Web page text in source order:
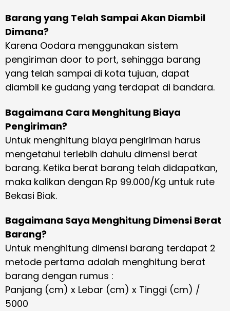
Barang yang Telah Sampai Akan Diambil
Dimana?
Karena Oodara menggunakan sistem
pengiriman door to port, sehingga barang
yang telah sampai di kota tujuan, dapat
diambil ke gudang yang terdapat di bandara.
Bagaimana Cara Menghitung Biaya
Pengiriman?
Untuk menghitung biaya pengiriman harus
mengetahui terlebih dahulu dimensi berat
barang. Ketika berat barang telah didapatkan,
maka kalikan dengan Rp 99.000/Kg untuk rute
Bekasi Biak.
Bagaimana Saya Menghitung Dimensi Berat
Barang?
Untuk menghitung dimensi barang terdapat 2
metode pertama adalah menghitung berat
barang dengan rumus :
Panjang (cm) x Lebar (cm) x Tinggi (cm) /
5000